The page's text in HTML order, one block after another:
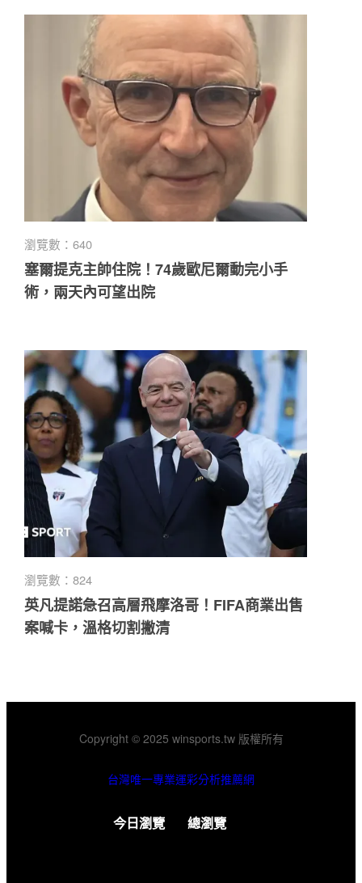
瀏覽數：640
塞爾提克主帥住院！74歲歐尼爾動完小手
術，兩天內可望出院
瀏覽數：824
英凡提諾急召高層飛摩洛哥！FIFA商業出售
案喊卡，溫格切割撇清
Copyright © 2025 winsports.tw 版權所有
台灣唯一專業運彩分析推薦網
今日瀏覽 總瀏覽